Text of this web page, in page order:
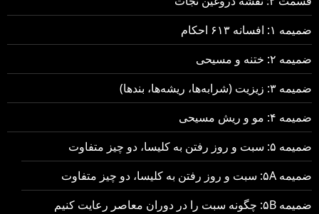
ضمیمه ۱: افسانه ۶۱۳ احکام
ضمیمه ۲: ختنه و مسیحی
ضمیمه ۳: زیزیت (شرابه‌ها، ریشه‌ها، بندها)
ضمیمه ۴: مو و ریش مسیحی
ضمیمه ۵: سبت و روز رفتن به کلیسا، دو چیز متفاوت
ضمیمه ۵A: سبت و روز رفتن به کلیسا، دو چیز متفاوت
ضمیمه ۵B: چگونه سبت را در دوران معاصر رعایت کنیم